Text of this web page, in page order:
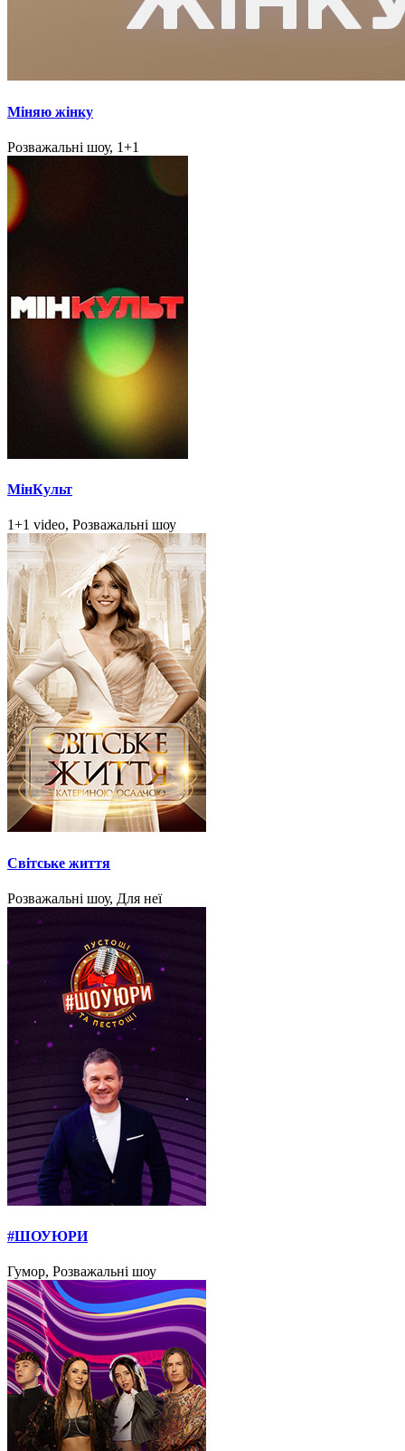
Міняю жінку
Розважальні шоу, 1+1
МінКульт
1+1 video, Розважальні шоу
Світське життя
Розважальні шоу, Для неї
#ШОУЮРИ
Гумор, Розважальні шоу